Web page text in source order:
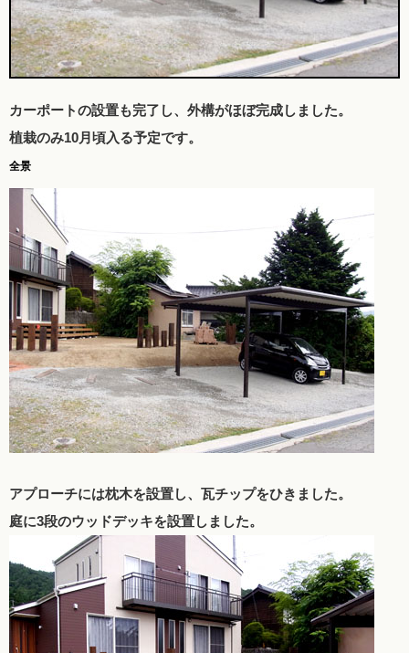
カーポートの設置も完了し、外構がほぼ完成しました。
植栽のみ10月頃入る予定です。
全景
アプローチには枕木を設置し、瓦チップをひきました。
庭に3段のウッドデッキを設置しました。